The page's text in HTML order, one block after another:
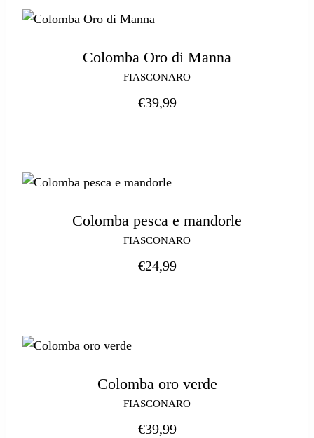
Colomba Oro di Manna
FIASCONARO
€39,99
Colomba pesca e mandorle
FIASCONARO
€24,99
Colomba oro verde
FIASCONARO
€39,99